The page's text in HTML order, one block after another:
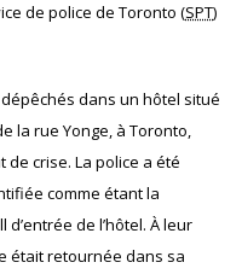
de police de Toronto (SPT)
dans un hôtel situé
la rue Yonge, à Toronto,
crise. La police a été
comme étant la
de l’hôtel. À leur
était retournée dans sa